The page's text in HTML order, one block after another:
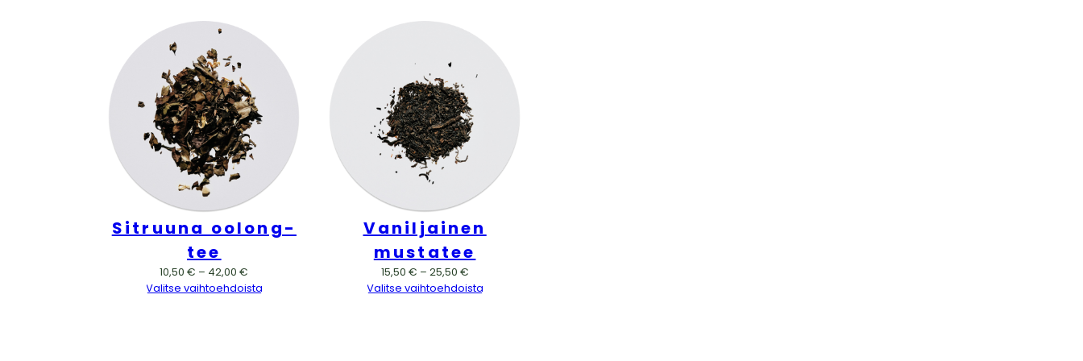
Sitruuna oolong-
tee
10,50€ – 42,00€
10,50 €
Valitse vaihtoehdoista
Vaniljainen
mustatee
15,50 € – 25,50 €Hintaluokka:
15,50 €
Valitse vaihtoehdoista